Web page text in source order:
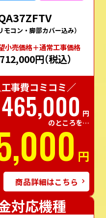
モコン・脚部カバー込み）
⼩売価格＋通常⼯事価格
円（税込）
事費コミコミ／
465,000 円
のところを…
円
商品詳細はこちら
対応機種